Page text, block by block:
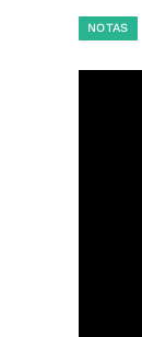
NOTAS